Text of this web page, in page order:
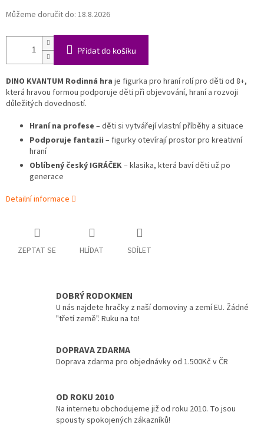
Můžeme doručit do: 18.8.2026
Přidat do košíku
DINO KVANTUM Rodinná hra je figurka pro hraní rolí pro děti od 8+,
která hravou formou podporuje děti při objevování, hraní a rozvoji
důležitých dovedností.
Hraní na profese – děti si vytvářejí vlastní příběhy a situace
Podporuje fantazii – figurky otevírají prostor pro kreativní
hraní
Oblíbený český IGRÁČEK– klasika, která baví děti už po
generace
Detailní informace
ZEPTAT SE HLÍDAT SDÍLET
DOBRÝ RODOKMEN
U nás najdete hračky z naší domoviny a zemí EU. Žádné
"třetí země". Ruku na to!
DOPRAVA ZDARMA
Doprava zdarma pro objednávky od 1.500Kč v ČR
OD ROKU 2010
Na internetu obchodujeme již od roku 2010. To jsou
spousty spokojených zákazníků!